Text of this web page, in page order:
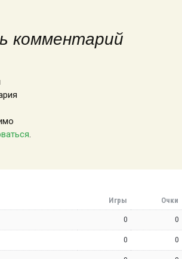
комментарий
.
Игры Очки
0 0
0 0